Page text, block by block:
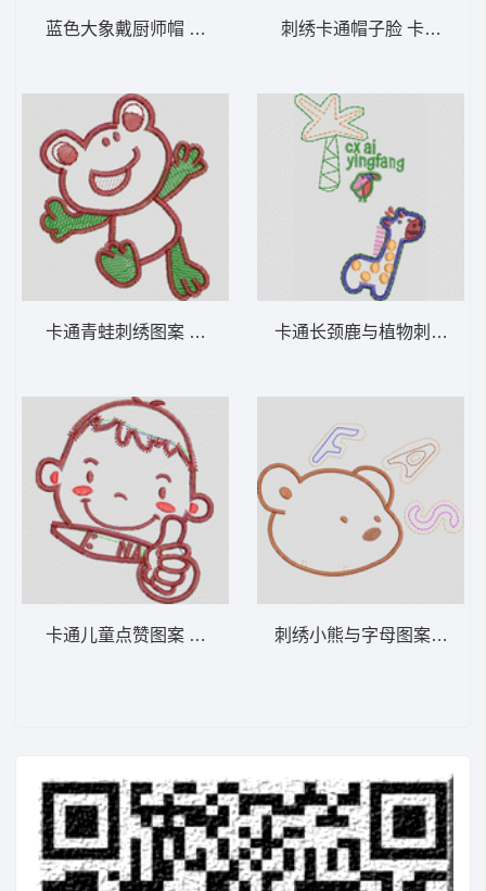
蓝色大象戴厨师帽 卡通童装章标贴布
卡通青蛙刺绣图案 卡通童装章标贴布
卡通儿童点赞图案 卡通童装章标贴布
刺绣卡通帽子脸 卡